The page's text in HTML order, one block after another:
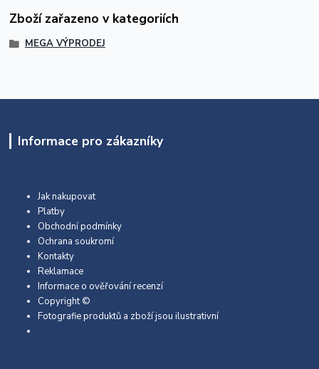
Zboží zařazeno v kategoriích
MEGA VÝPRODEJ
Informace pro zákazníky
Jak nakupovat
Platby
Obchodní podmínky
Ochrana soukromí
Kontakty
Reklamace
Informace o ověřování recenzí
Copyright ©
Fotografie produktů a zboží jsou ilustrativní